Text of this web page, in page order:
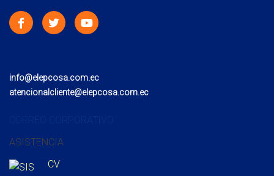
info@elepcosa.com.ec
atencionalcliente@elepcosa.com.ec
ASISTENCIA
CV